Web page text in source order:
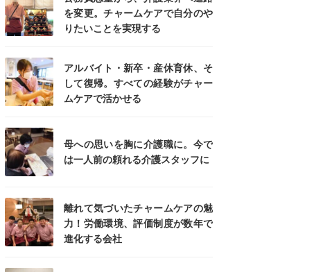
を変更。チャームケアで自分のや
りたいことを実現する
アルバイト・新卒・産休育休、そ
して復帰。すべての経験がチャー
ムケアで活かせる
母への思いを胸に介護職に。今で
は一人前の頼れる介護スタッフに
離れて気づいたチャームケアの魅
力！労働環境、評価制度が数年で
進化する会社